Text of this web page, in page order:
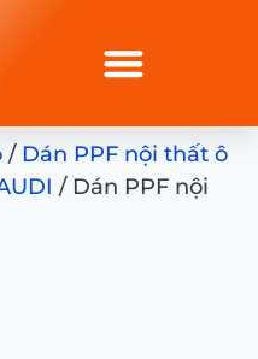
/ Dán PPF nội thất ô
/ Dán PPF nội